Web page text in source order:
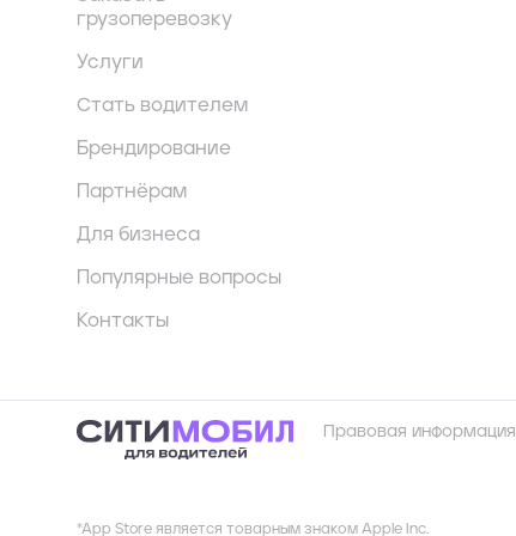
грузоперевозку
Услуги
Стать водителем
Брендирование
Партнёрам
Для бизнеса
Популярные вопросы
Контакты
Правовая информация
*App Store является товарным знаком Apple Inc.